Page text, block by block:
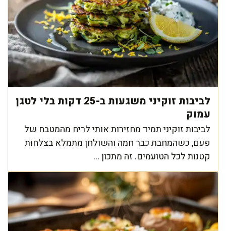
לביבות זוקיני משגעות ב-25 דקות בלי לטגן
עמוק
לביבות זוקיני תמיד מחזירות אותי לריח מהמטבח של
פעם, כשהמחבת כבר חמה והשולחן מתמלא בצלחות
קטנות לכל הטועמים. זה מתכון ...